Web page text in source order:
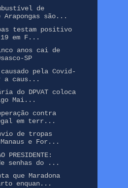
de
Arapongas são...
testam positivo
em F...
anos cai de
SP
pela Covid-
a caus...
do DPVAT coloca
Mai...
contra
em terr...
de tropas
e For...
PRESIDENTE:
senhas do ...
que Maradona
enquan...